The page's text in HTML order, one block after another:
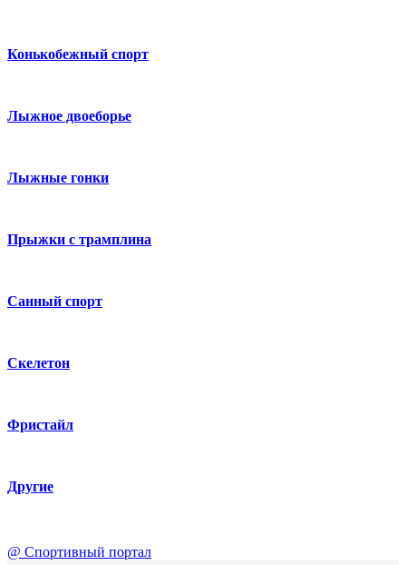
Конькобежный спорт
Лыжное двоеборье
Лыжные гонки
Прыжки с трамплина
Санный спорт
Скелетон
Фристайл
Другие
@ Спортивный портал